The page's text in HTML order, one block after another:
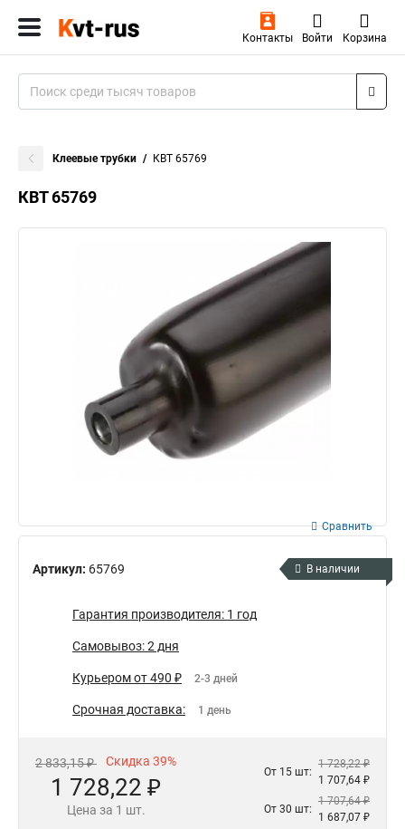
Контакты Войти Корзина
Клеевые трубки КВТ 65769
КВТ 65769
Артикул: 65769
Сравнить
В наличии
Гарантия производителя: 1 год
Самовывоз: 2 дня
Курьером от 490 ₽ 2-3 дней
Срочная доставка: 1 день
2 833,15 ₽ Скидка 39%
1 728,22 ₽
Цена за 1 шт.
От 15 шт:
1 728,22 ₽
1 707,64 ₽
От 30 шт:
1 707,64 ₽
1 687,07 ₽